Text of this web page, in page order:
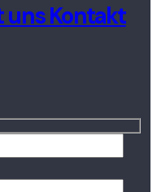
uns Kontakt